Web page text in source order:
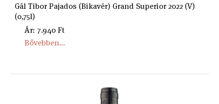
Gál Tibor Pajados (Bikavér) Grand Superior 2022 (V)
(0,75l)
Ár: 7.940 Ft
Bővebben...